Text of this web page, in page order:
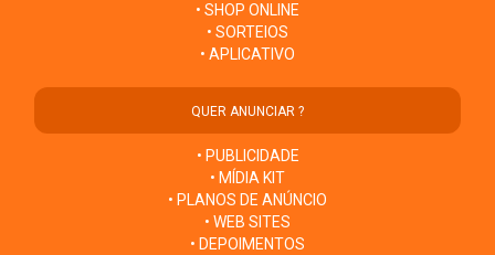
• SHOP ONLINE
• SORTEIOS
• APLICATIVO
QUER ANUNCIAR ?
• PUBLICIDADE
• MÍDIA KIT
• PLANOS DE ANÚNCIO
• WEB SITES
• DEPOIMENTOS